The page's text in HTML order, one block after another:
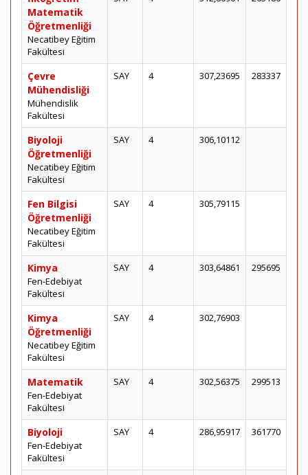
Matematik
Öğretmenliği
Necatibey Eğitim
Fakültesi
Çevre
Mühendisliği
Mühendislik
Fakültesi
SAY 4 307,23695 283337
Biyoloji
Öğretmenliği
Necatibey Eğitim
Fakültesi
SAY 4 306,10112
Fen Bilgisi
Öğretmenliği
Necatibey Eğitim
Fakültesi
SAY 4 305,79115
Kimya
Fen-Edebiyat
Fakültesi
SAY 4 303,64861 295695
Kimya
Öğretmenliği
Necatibey Eğitim
Fakültesi
SAY 4 302,76903
Matematik
Fen-Edebiyat
Fakültesi
SAY 4 302,56375 299513
Biyoloji
Fen-Edebiyat
Fakültesi
SAY 4 286,95917 361770